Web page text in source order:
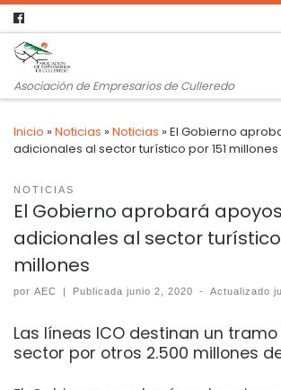
Asociación de Empresarios de Culleredo
Inicio »Noticias »Noticias »El Gobierno
adicionales al sector turístico por 151 millones
NOTICIAS
El Gobierno aprobará apoyos
adicionales al sector turístico
millones
por AEC | Publicadajunio 2, 2020 - Actualizado
Las líneas ICO destinan un
sector por otros 2.500 millones